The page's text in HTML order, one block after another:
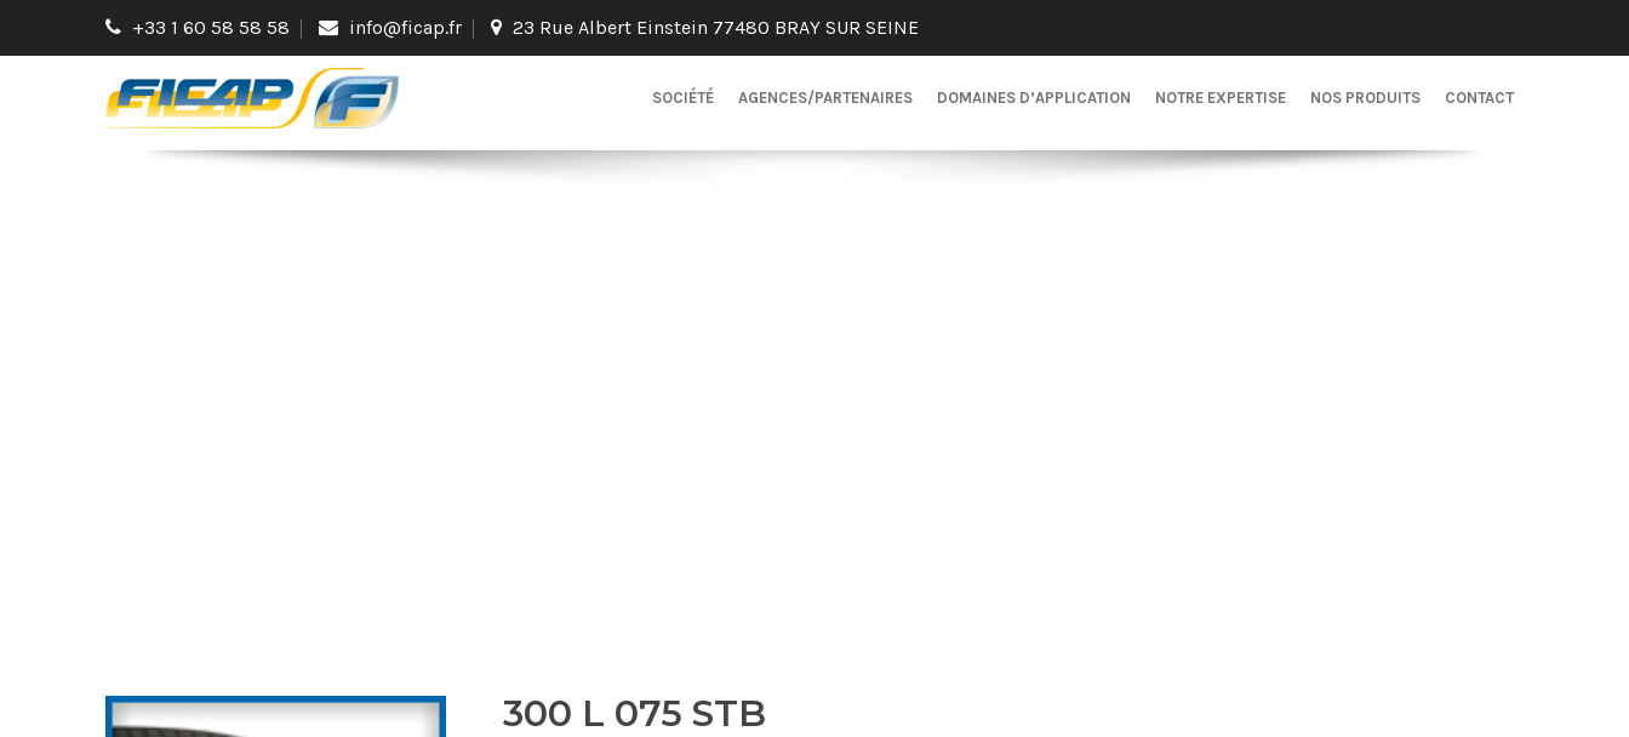
+33 1 60 58 58 58 info@ficap.fr 23 Rue Albert Einstein 77480 BRAY SUR SEINE
SOCIÉTÉ AGENCES/PARTENAIRES DOMAINES D’APPLICATION NOTRE EXPERTISE NOS PRODUITS CONTACT
300 L 075 STB